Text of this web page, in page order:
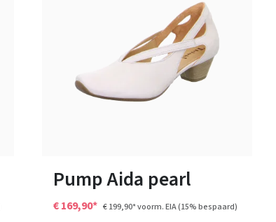
Pump Aida pearl
€ 169,90* € 199,90*voorm. EIA(15% bespaard)